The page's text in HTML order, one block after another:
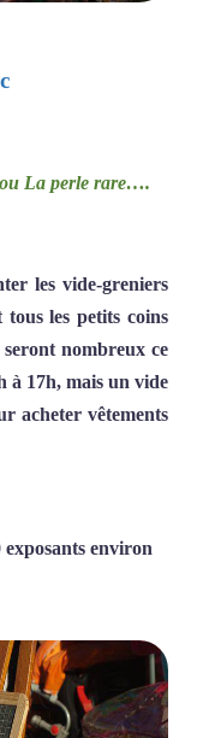
ou La perle rare….
les vide-greniers
tous les petits coins
nombreux ce
à 17h, mais un vide
acheter vêtements
exposants environ